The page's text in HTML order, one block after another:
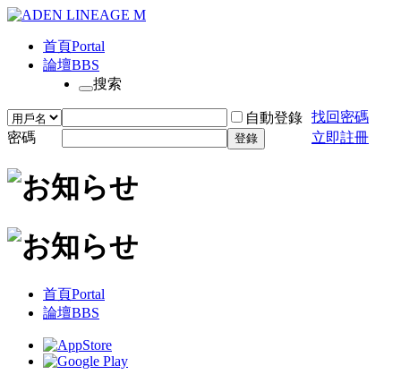
首頁Portal
論壇BBS
搜索
自動登錄 找回密碼
密碼
登錄 立即註冊
首頁Portal
論壇BBS